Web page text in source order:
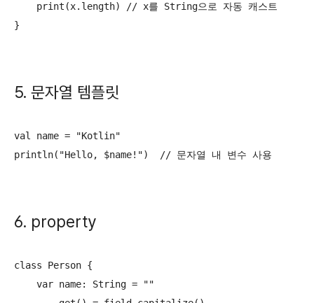
    print(x.length) // x를 String으로 자동 캐스트
}
5. 문자열 템플릿
val name = "Kotlin"
println("Hello, $name!")  // 문자열 내 변수 사용
6. property
class Person {
    var name: String = ""